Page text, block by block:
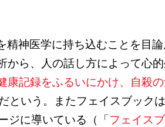
神医学に持ち込むことを目論
から、人の話し方によって心
康記録をふるいにかけ、自殺
という。またフェイスブック
ジに導いている（「フェイス